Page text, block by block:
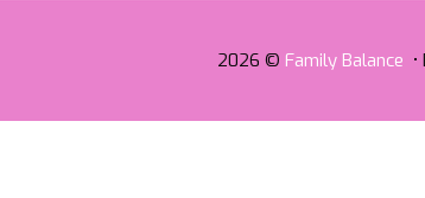
2026 © Family Balance